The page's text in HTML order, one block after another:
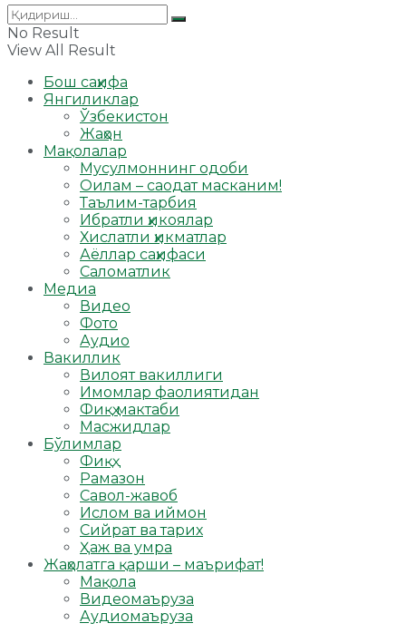
No Result
View All Result
Бош саҳифа
Янгиликлар
Ўзбекистон
Жаҳон
Мақолалар
Мусулмоннинг одоби
Оилам – саодат масканим!
Таълим-тарбия
Ибратли ҳикоялар
Хислатли ҳикматлар
Аёллар саҳифаси
Саломатлик
Медиа
Видео
Фото
Аудио
Вакиллик
Вилоят вакиллиги
Имомлар фаолиятидан
Фиқҳ мактаби
Масжидлар
Бўлимлар
Фиқҳ
Рамазон
Савол-жавоб
Ислом ва иймон
Сийрат ва тарих
Ҳаж ва умра
Жаҳолатга қарши – маърифат!
Мақола
Видеомаъруза
Аудиомаъруза